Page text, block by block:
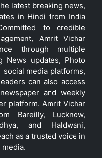
latest breaking news,
in Hindi from India
to credible
Amrit Vichar
through multiple
News updates, Photo
social media platforms,
can also access
and weekly
platform. Amrit Vichar
Bareilly, Lucknow,
and Haldwani,
as a trusted voice in